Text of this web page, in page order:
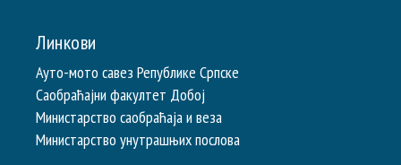
Линкови
Ауто-мото савез Републике Српске
Саобраћајни факултет Добој
Министарство саобраћаја и веза
Министарство унутрашњих послова